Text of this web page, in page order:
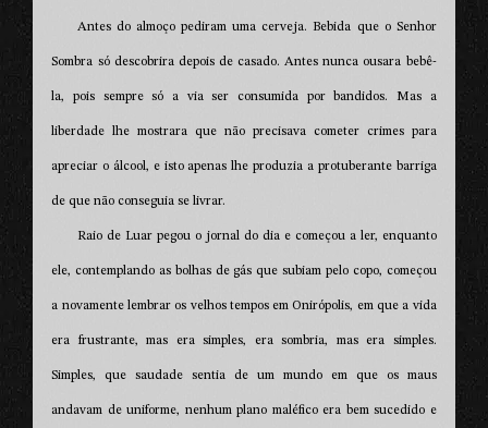
Antes do almoço pediram uma cerveja. Bebida que o Senhor
Sombra só descobrira depois de casado. Antes nunca ousara bebê-
la, pois sempre só a via ser consumida por bandidos. Mas a
liberdade lhe mostrara que não precisava cometer crimes para
apreciar o álcool, e isto apenas lhe produzia a protuberante barriga
de que não conseguia se livrar.
Raio de Luar pegou o jornal do dia e começou a ler, enquanto
ele, contemplando as bolhas de gás que subiam pelo copo, começou
a novamente lembrar os velhos tempos em Onirópolis, em que a vida
era frustrante, mas era simples, era sombria, mas era simples.
Simples, que saudade sentia de um mundo em que os maus
andavam de uniforme, nenhum plano maléfico era bem sucedido e